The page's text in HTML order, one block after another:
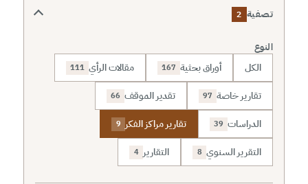
تصفية 2
النوع
الكل أوراق بحثية 167 مقالات الرأي 111
تقارير خاصة 97 تقدير الموقف 66
الدراسات 39 تقارير مراكز الفكر 9
التقرير السنوي 8 التقارير 4